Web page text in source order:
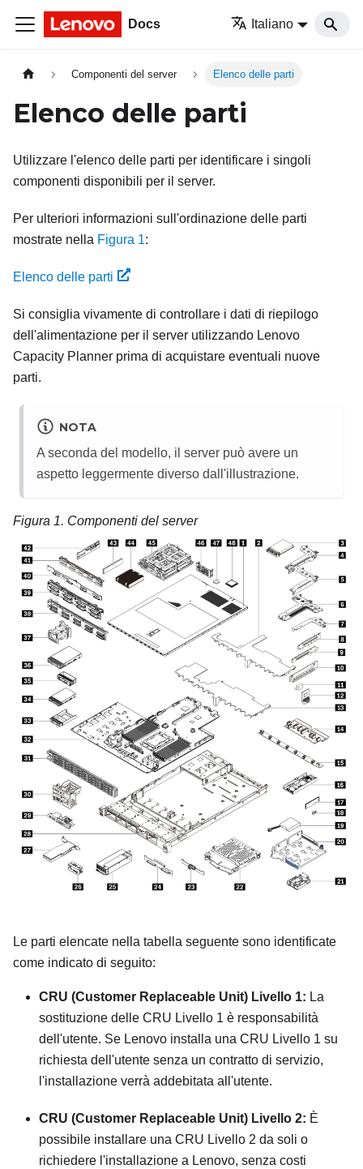
Docs Italiano
Componenti del server Elenco delle parti
Elenco delle parti
Utilizzare l'elenco delle parti per identificare i singoli
componenti disponibili per il server.
Per ulteriori informazioni sull'ordinazione delle parti
mostrate nella Figura 1:
Elenco delle parti
Si consiglia vivamente di controllare i dati di riepilogo
dell'alimentazione per il server utilizzando Lenovo
Capacity Planner prima di acquistare eventuali nuove
parti.
NOTA
A seconda del modello, il server può avere un
aspetto leggermente diverso dall'illustrazione.
Figura 1. Componenti del server
Le parti elencate nella tabella seguente sono identificate
come indicato di seguito:
CRU (Customer Replaceable Unit) Livello 1: La
sostituzione delle CRU Livello 1 è responsabilità
dell'utente. Se Lenovo installa una CRU Livello 1 su
richiesta dell'utente senza un contratto di servizio,
l'installazione verrà addebitata all'utente.
CRU (Customer Replaceable Unit) Livello 2: È
possibile installare una CRU Livello 2 da soli o
richiedere l'installazione a Lenovo, senza costi